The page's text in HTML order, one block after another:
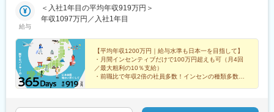
師西駅、武蔵関駅、妙国寺前駅、京成幕張駅、南茨木駅(阪急線)、
楽々園駅、知寄町駅、追分駅(三重県)、等々力駅、西富井駅、要町
町一丁目駅
は1週間ごとに変更しており、基本的には直行直帰スタイルです。
※遠方での催事（出張）に関してはご相談のうえ、本人同意のもと
GINZA 9階 bizcube■東京拠点東京都台東区■大阪拠点大阪府大阪
市中央区■地方拠点・北海道・宮城県（仙台エリア）・群馬県・新
潟県・静岡県（浜松エリア）・愛知県・長野県・岐阜県・広島
県・兵庫県（大阪府一部含む）・熊本県（福岡県一部含む）・沖
縄県
給与
＜入社1年目の平均年収919万円＞
年収1097万円／入社1年目
【平均年収1200万円｜給与水準も日本一を目指して】
・月間インセンティブだけで100万円超えも可（月4回
／最大粗利の10％支給）
・前職比で年収2倍の社員多数！インセンの種類多数